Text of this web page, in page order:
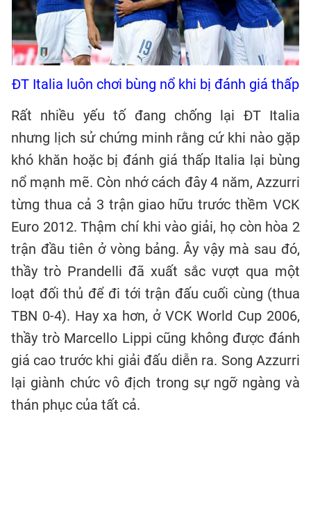
ĐT Italia luôn chơi bùng nổ khi bị đánh giá thấp
Rất nhiều yếu tố đang chống lại ĐT Italia
nhưng lịch sử chứng minh rằng cứ khi nào gặp
khó khăn hoặc bị đánh giá thấp Italia lại bùng
nổ mạnh mẽ. Còn nhớ cách đây 4 năm, Azzurri
từng thua cả 3 trận giao hữu trước thềm VCK
Euro 2012. Thậm chí khi vào giải, họ còn hòa 2
trận đầu tiên ở vòng bảng. Ây vậy mà sau đó,
thầy trò Prandelli đã xuất sắc vượt qua một
loạt đối thủ để đi tới trận đấu cuối cùng (thua
TBN 0-4). Hay xa hơn, ở VCK World Cup 2006,
thầy trò Marcello Lippi cũng không được đánh
giá cao trước khi giải đấu diễn ra. Song Azzurri
lại giành chức vô địch trong sự ngỡ ngàng và
thán phục của tất cả.